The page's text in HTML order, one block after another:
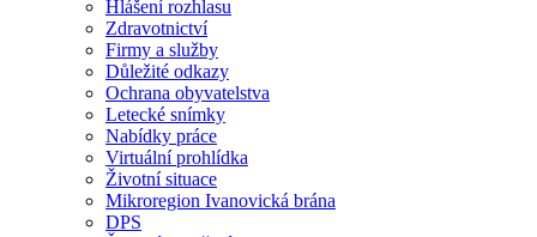
Hlášení rozhlasu
Zdravotnictví
Firmy a služby
Důležité odkazy
Ochrana obyvatelstva
Letecké snímky
Nabídky práce
Virtuální prohlídka
Životní situace
Mikroregion Ivanovická brána
DPS